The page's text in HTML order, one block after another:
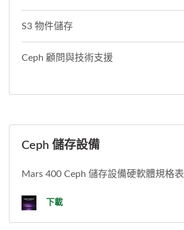
S3 物件儲存
Ceph 顧問與技術支援
Ceph 儲存設備
Mars 400 Ceph 儲存設備硬軟體規格表
下載